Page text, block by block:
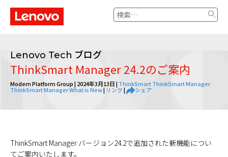
索:
Lenovo Tech ブログ
ThinkSmart Manager 24.2のご案内
Modern Platform Group | 2024年3月13日| ThinkSmartThinkSmart Manager
ThinkSmart Manager What is New| リンク| シェア
ThinkSmart Manager バージョン24.2で追加された新機能につい
てご案内いたします。